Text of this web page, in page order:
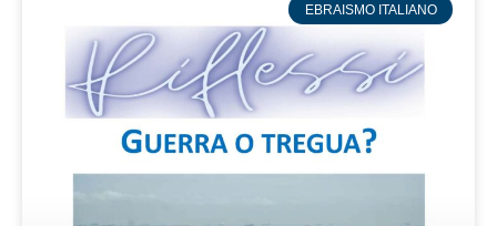
EBRAISMO ITALIANO